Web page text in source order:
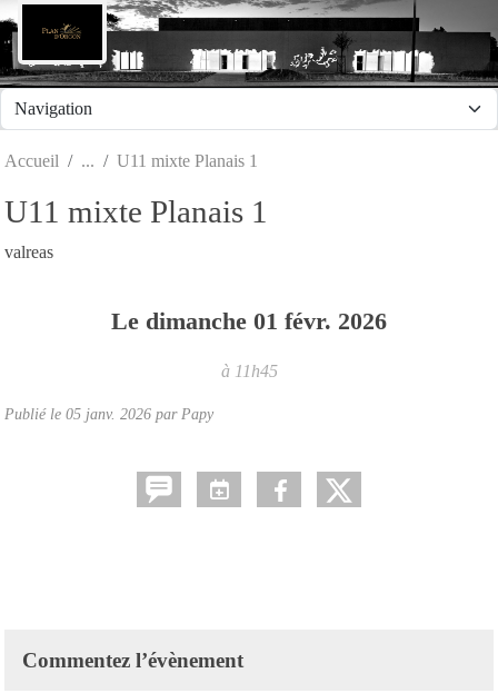
Accueil U11 mixte Planais 1
U11 mixte Planais 1
valreas
Le dimanche 01 févr. 2026
à 11h45
Publié le 05 janv. 2026 par Papy
Commentez l’évènement
Panneau de gestion des cookies